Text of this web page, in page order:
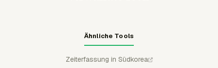
Ähnliche Tools
Zeiterfassung in Südkorea